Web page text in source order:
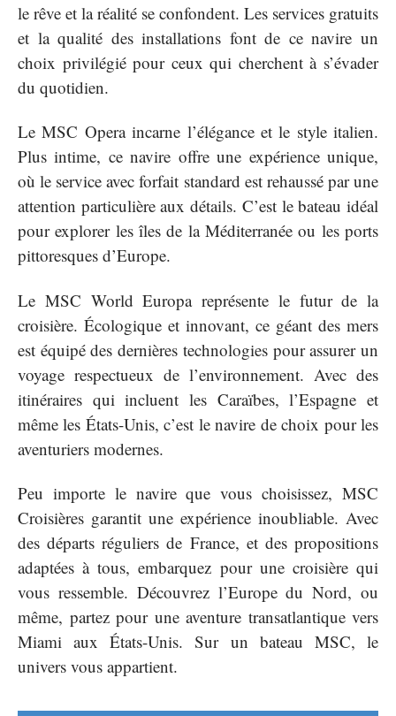
le rêve et la réalité se confondent. Les services gratuits
et la qualité des installations font de ce navire un
choix privilégié pour ceux qui cherchent à s’évader
du quotidien.
Le MSC Opera incarne l’élégance et le style italien.
Plus intime, ce navire offre une expérience unique,
où le service avec forfait standard est rehaussé par une
attention particulière aux détails. C’est le bateau idéal
pour explorer les îles de la Méditerranée ou les ports
pittoresques d’Europe.
Le MSC World Europa représente le futur de la
croisière. Écologique et innovant, ce géant des mers
est équipé des dernières technologies pour assurer un
voyage respectueux de l’environnement. Avec des
itinéraires qui incluent les Caraïbes, l’Espagne et
même les États-Unis, c’est le navire de choix pour les
aventuriers modernes.
Peu importe le navire que vous choisissez, MSC
Croisières garantit une expérience inoubliable. Avec
des départs réguliers de France, et des propositions
adaptées à tous, embarquez pour une croisière qui
vous ressemble. Découvrez l’Europe du Nord, ou
même, partez pour une aventure transatlantique vers
Miami aux États-Unis. Sur un bateau MSC, le
univers vous appartient.